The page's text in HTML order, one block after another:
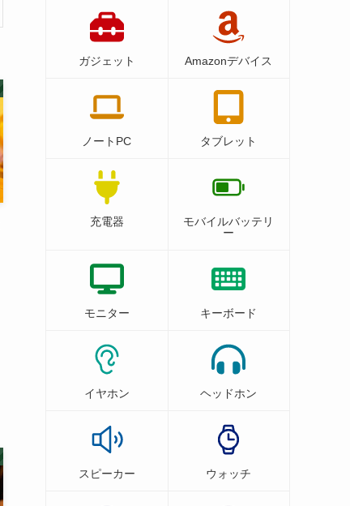
ガジェット Amazonデバイス
ノートPC タブレット
充電器
モバイルバッテリ
ー
モニター キーボード
イヤホン ヘッドホン
スピーカー ウォッチ